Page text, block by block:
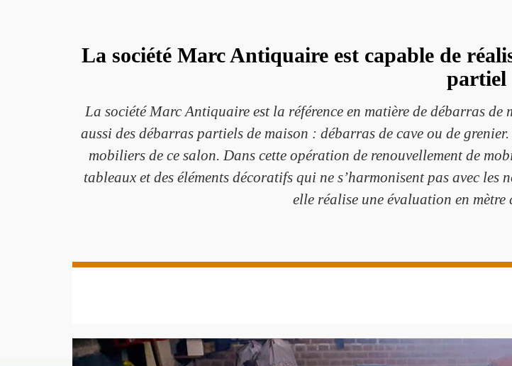
La société Marc Antiquaire est capable de
partiel
La société Marc Antiquaire est la référence en matière de débarras
aussi des débarras partiels de maison : débarras de cave ou de
mobiliers de ce salon. Dans cette opération de renouvellement de
tableaux et des éléments décoratifs qui ne s’harmonisent pas avec
elle réalise une évaluation en mètre